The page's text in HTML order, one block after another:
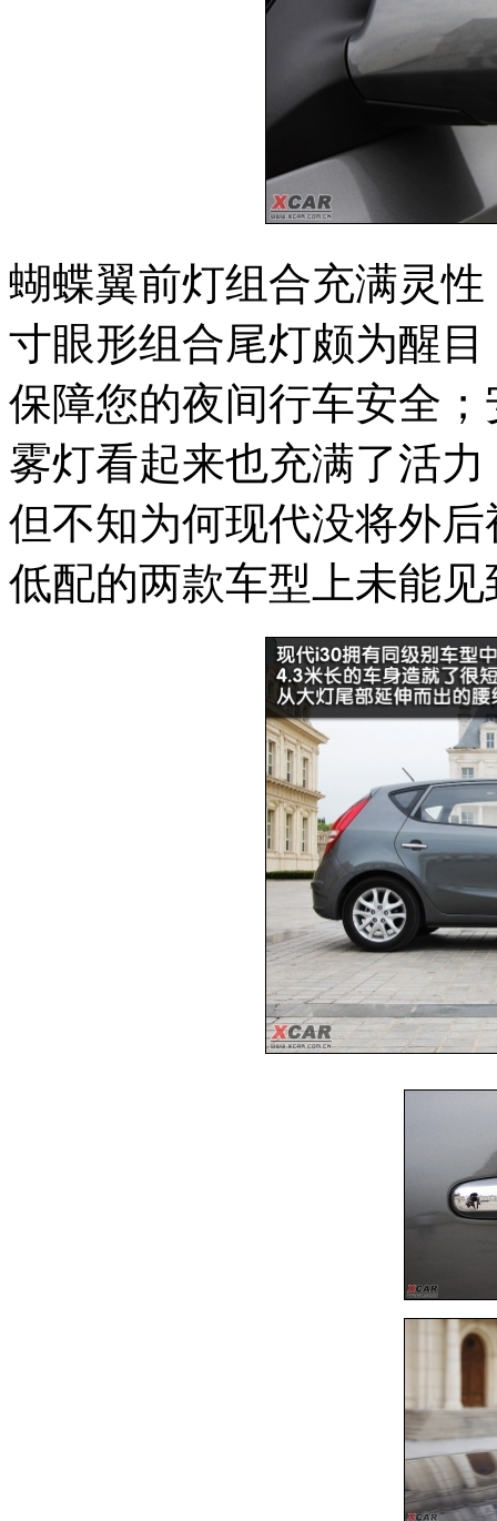
蝴蝶翼前灯组合充满灵
寸眼形组合尾灯颇为醒
保障您的夜间行车安全
雾灯看起来也充满了活
但不知为何现代没将外
低配的两款车型上未能见